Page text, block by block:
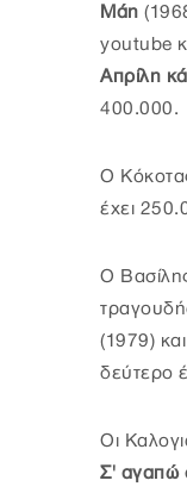
Μάη
youtube
Απρίλη
400.000.
Ο
έχει
Ο
(1979)
δεύτερο
Οι
Σ' αγαπώ